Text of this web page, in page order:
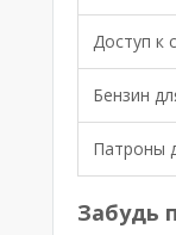
Доступ к
Бензин
Патроны
Забудь